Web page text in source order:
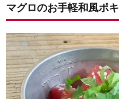
マグロのお手軽和風ポキ